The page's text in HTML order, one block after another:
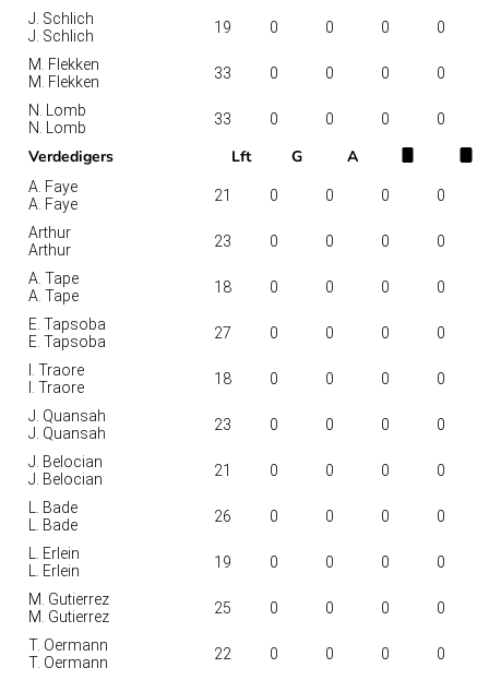
J. Schlich
J. Schlich
19 0 0 0 0
M. Flekken
M. Flekken
33 0 0 0 0
N. Lomb
N. Lomb
33 0 0 0 0
Verdedigers Lft G A
A. Faye
A. Faye
21 0 0 0 0
Arthur
Arthur
23 0 0 0 0
A. Tape
A. Tape
18 0 0 0 0
E. Tapsoba
E. Tapsoba
27 0 0 0 0
I. Traore
I. Traore
18 0 0 0 0
J. Quansah
J. Quansah
23 0 0 0 0
J. Belocian
J. Belocian
21 0 0 0 0
L. Bade
L. Bade
26 0 0 0 0
L. Erlein
L. Erlein
19 0 0 0 0
M. Gutierrez
M. Gutierrez
25 0 0 0 0
T. Oermann
T. Oermann
22 0 0 0 0